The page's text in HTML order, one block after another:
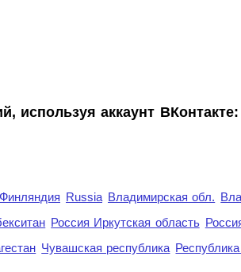
используя аккаунт ВКонтакте:
Финляндия Russia Владимирская обл.
Россия Иркутская область
Чувашская республика